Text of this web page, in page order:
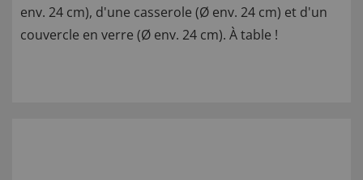
env. 24 cm), d'une casserole (Ø env. 24 cm) et d'un
couvercle en verre (Ø env. 24 cm). À table !